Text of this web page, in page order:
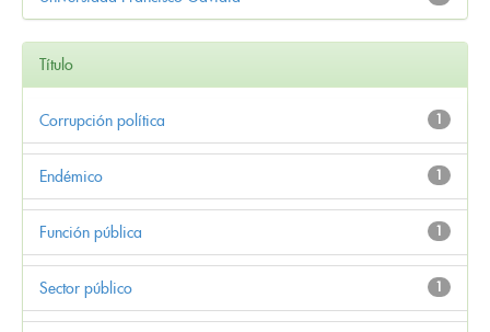
Título
1
Corrupción política
1
Endémico
1
Función pública
1
Sector público